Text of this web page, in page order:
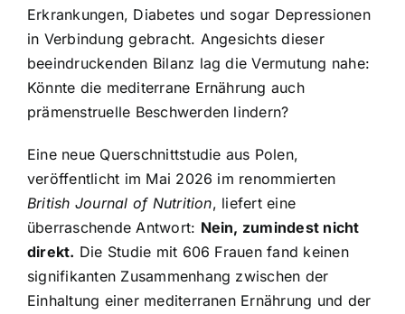
Erkrankungen, Diabetes und sogar Depressionen
in Verbindung gebracht. Angesichts dieser
beeindruckenden Bilanz lag die Vermutung nahe:
Könnte die mediterrane Ernährung auch
prämenstruelle Beschwerden lindern?
Eine neue Querschnittstudie aus Polen,
veröffentlicht im Mai 2026 im renommierten
British Journal of Nutrition, liefert eine
überraschende Antwort: Nein, zumindest nicht
direkt. Die Studie mit 606 Frauen fand keinen
signifikanten Zusammenhang zwischen der
Einhaltung einer mediterranen Ernährung und der